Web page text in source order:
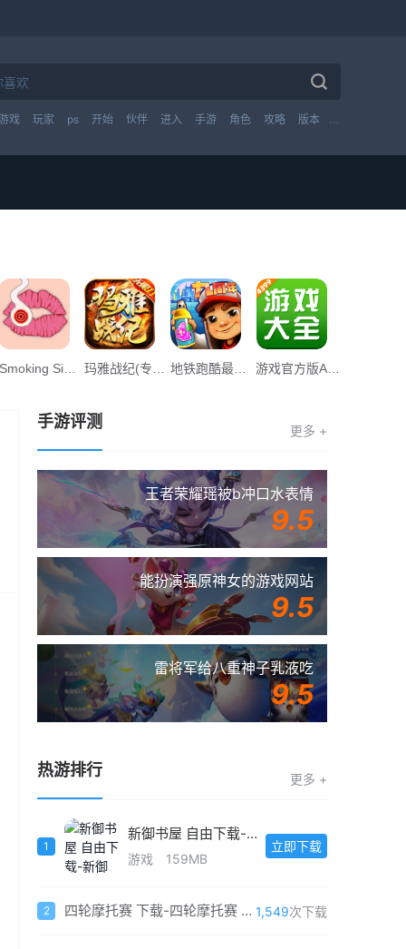
游戏 玩家 ps 开始 伙伴 进入 手游 角色 攻略 版本 技能
Smoking Simulator游戏中文手机版App下载_Smoking Simulator游戏中文手机版v1.0下载 地铁跑酷最早墨西哥免费最新版下载_地铁跑酷最早墨西哥免费最新版下载安装v3.39.1下载
手游评测 更多 +
王者荣耀瑶被b冲口水表情
9.5
能扮演强原神女的游戏网站
9.5
雷将军给八重神子乳液吃
9.5
热游排行 更多 +
1
新御书屋 自由下载-新御书屋 自由「v9.1.4」官方版
游戏 159MB
立即下载
2 四轮摩托赛 下载-四轮摩托赛 免费中文版 1,549次下载